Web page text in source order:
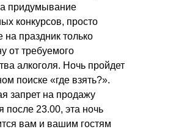
придумывание
конкурсов, просто
на праздник только
от требуемого
алкоголя. Ночь пройдет
поиске «где взять?».
запрет на продажу
после 23.00, эта ночь
вам и вашим гостям